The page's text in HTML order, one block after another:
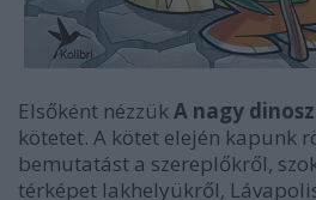
Elsőként nézzükA nagy
kötetet. A kötet elején kapunk
bemutatást a szereplőkről,
térképet lakhelyükről,